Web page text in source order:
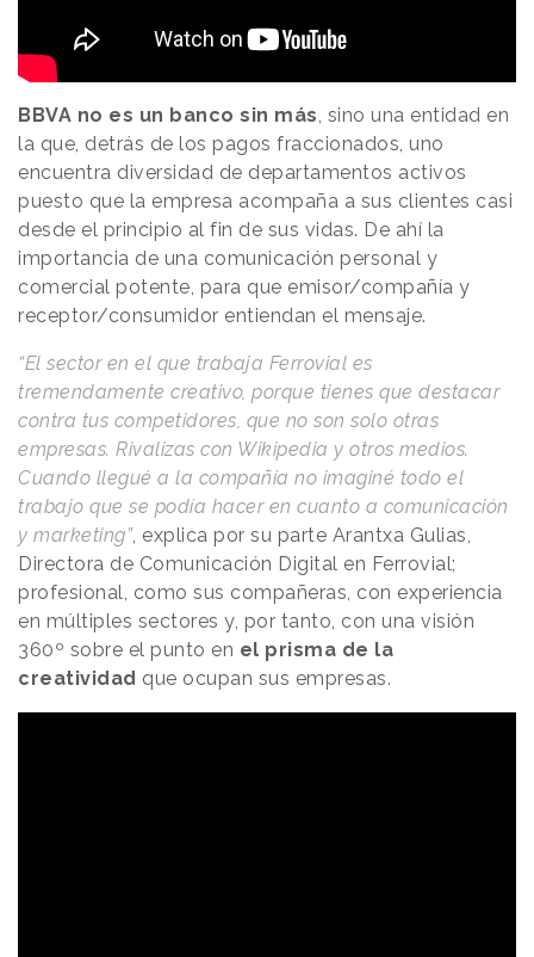
BBVA no es un banco sin más, sino una entidad en
la que, detrás de los pagos fraccionados, uno
encuentra diversidad de departamentos activos
puesto que la empresa acompaña a sus clientes casi
desde el principio al fin de sus vidas. De ahí la
importancia de una comunicación personal y
comercial potente, para que emisor/compañía y
receptor/consumidor entiendan el mensaje.
“El sector en el que trabaja Ferrovial es
tremendamente creativo, porque tienes que destacar
contra tus competidores, que no son solo otras
empresas. Rivalizas con Wikipedia y otros medios.
Cuando llegué a la compañía no imaginé todo el
trabajo que se podía hacer en cuanto a comunicación
y marketing”, explica por su parte Arantxa Gulias,
Directora de Comunicación Digital en Ferrovial;
profesional, como sus compañeras, con experiencia
en múltiples sectores y, por tanto, con una visión
360º sobre el punto en el prisma de la
creatividad que ocupan sus empresas.